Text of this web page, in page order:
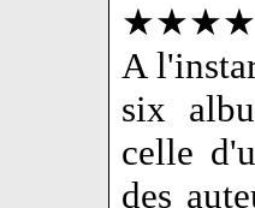
A
six
celle
des